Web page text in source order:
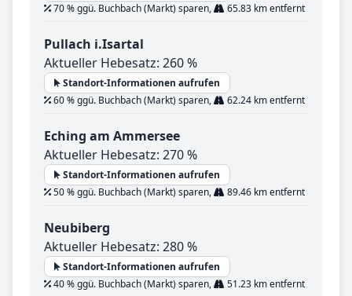
70 % ggü. Buchbach (Markt) sparen,
65.83 km entfernt
Pullach i.Isartal
Aktueller Hebesatz: 260 %
Standort-Informationen aufrufen
60 % ggü. Buchbach (Markt) sparen,
62.24 km entfernt
Eching am Ammersee
Aktueller Hebesatz: 270 %
Standort-Informationen aufrufen
50 % ggü. Buchbach (Markt) sparen,
89.46 km entfernt
Neubiberg
Aktueller Hebesatz: 280 %
Standort-Informationen aufrufen
40 % ggü. Buchbach (Markt) sparen,
51.23 km entfernt